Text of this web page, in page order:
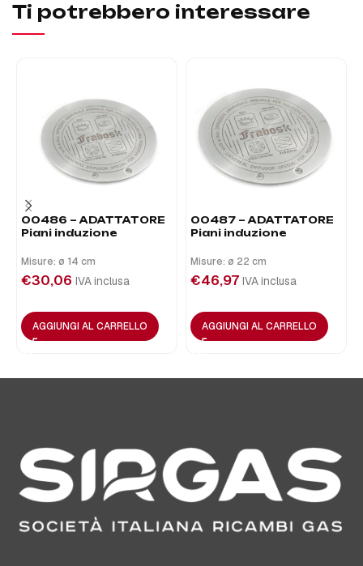
Ti potrebbero interessare
00486 – ADATTATORE
Piani induzione
Misure: ø 14 cm
€30,06 IVA inclusa
AGGIUNGI AL CARRELLO
00487 – ADATTATORE
Piani induzione
Misure: ø 22 cm
€46,97 IVA inclusa
AGGIUNGI AL CARRELLO